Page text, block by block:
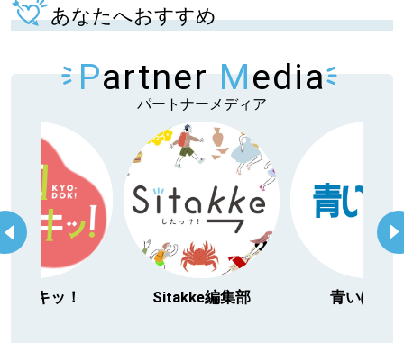
あなたへおすすめ
Partner Media
パートナーメディア
日ドキッ！ Sitakke編集部 青いぽす